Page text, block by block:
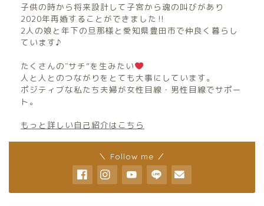
子供の時から将来設計して子宮から魂の叫びがあり
2020年再婚することができました‼︎
2人の娘と年下の旦那様と愛知県豊田市で仲良く暮らし
ています♪
たくさんの″サチ”を生みたい
人と人とのつながりをとても大事にしています。
ポジティブな私たち夫婦が女性目線・男性目線でサポー
ト。
もっと詳しい自己紹介はこちら
＼ Follow me ／